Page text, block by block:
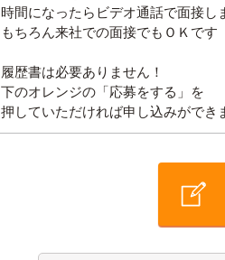
時間になったらビデオ通話で面接し
もちろん来社での面接でもＯＫです
履歴書は必要ありません！
下のオレンジの「応募をする」を
押していただければ申し込みができ